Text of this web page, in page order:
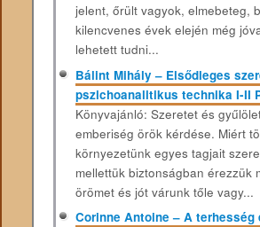
jelent, őrült vagyok, elmebeteg,
kilencvenes évek elején még
lehetett tudni...
Bálint Mihály – Elsődleges
pszichoanalitikus technika I-II
Könyvajánló: Szeretet és
emberiség örök kérdése. Miért
környezetünk egyes tagjait
mellettük biztonságban érezzük
örömet és jót várunk tőle vagy...
Corinne Antoine – A terhesség